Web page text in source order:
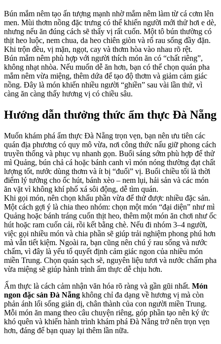
Bún mắm nêm tạo ấn tượng mạnh nhờ mắm nêm làm từ cá cơm lên
men. Mùi thơm nồng đặc trưng có thể khiến người mới thử hơi e dè,
nhưng nếu ăn đúng cách sẽ thấy vị rất cuốn. Một tô bún thường có
thịt heo luộc, nem chua, da heo chiên giòn và rổ rau sống đầy đặn.
Khi trộn đều, vị mặn, ngọt, cay và thơm hòa vào nhau rõ rệt.
Bún mắm nêm phù hợp với người thích món ăn có “chất riêng”,
không nhạt nhòa. Nếu muốn dễ ăn hơn, bạn có thể chọn quán pha
mắm nêm vừa miệng, thêm dứa để tạo độ thơm và giảm cảm giác
nồng. Đây là món khiến nhiều người “ghiền” sau vài lần thử, vì
càng ăn càng thấy hương vị có chiều sâu.
Hướng dẫn thưởng thức ẩm thực Đà Nẵng
Muốn khám phá ẩm thực Đà Nẵng trọn vẹn, bạn nên ưu tiên các
quán địa phương có quy mô vừa, nơi công thức nấu giữ phong cách
truyền thống và phục vụ nhanh gọn. Buổi sáng sớm phù hợp để thử
mì Quảng, bún chả cá hoặc bánh canh vì món nóng thường đạt chất
lượng tốt, nước dùng thơm và ít bị “đuối” vị. Buổi chiều tối là thời
điểm lý tưởng cho ốc hút, bánh xèo – nem lụi, hải sản và các món
ăn vặt vì không khí phố xá sôi động, dễ tìm quán.
Khi gọi món, nên chọn khẩu phần vừa để thử được nhiều đặc sản.
Một cách gợi ý là chia theo nhóm: chọn một món “đại diện” như mì
Quảng hoặc bánh tráng cuốn thịt heo, thêm một món ăn chơi như ốc
hút hoặc ram cuốn cải, rồi kết bằng chè. Nếu đi nhóm 3–4 người,
việc gọi nhiều món và chia phần sẽ giúp trải nghiệm phong phú hơn
mà vẫn tiết kiệm. Ngoài ra, bạn cũng nên chú ý rau sống và nước
chấm, vì đây là yếu tố quyết định cảm giác ngon của nhiều món
miền Trung. Chọn quán sạch sẽ, nguyên liệu tươi và nước chấm pha
vừa miệng sẽ giúp hành trình ẩm thực dễ chịu hơn.
Ẩm thực là cách cảm nhận văn hóa rõ ràng và gần gũi nhất. Món
ngon đặc sản Đà Nẵng không chỉ đa dạng về hương vị mà còn
phản ánh lối sống giản dị, chân thành của con người miền Trung.
Mỗi món ăn mang theo câu chuyện riêng, góp phần tạo nên ký ức
khó quên và khiến hành trình khám phá Đà Nẵng trở nên trọn vẹn
hơn, đáng để bạn quay lại thêm lần nữa.